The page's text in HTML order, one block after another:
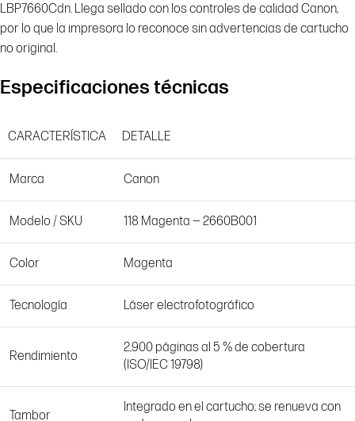
LBP7660Cdn. Llega sellado con los controles de calidad Canon,
por lo que la impresora lo reconoce sin advertencias de cartucho
no original.
Especificaciones técnicas
CARACTERÍSTICA DETALLE
Marca Canon
Modelo / SKU 118 Magenta — 2660B001
Color Magenta
Tecnología Láser electrofotográfico
Rendimiento
2,900 páginas al 5 % de cobertura
(ISO/IEC 19798)
Tambor
Integrado en el cartucho; se renueva con